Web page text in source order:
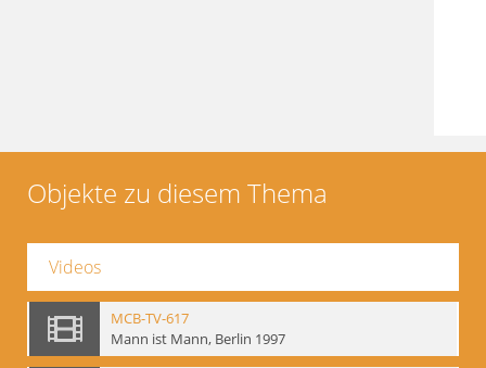
Objekte zu diesem Thema
Videos
MCB-TV-617
Mann ist Mann, Berlin 1997